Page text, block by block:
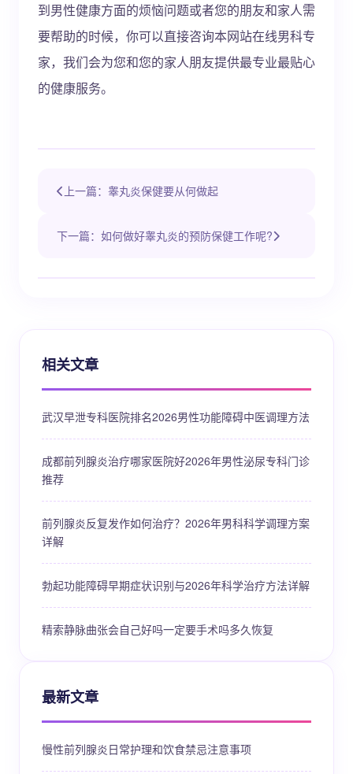
到男性健康方面的烦恼问题或者您的朋友和家人需
要帮助的时候，你可以直接咨询本网站在线男科专
家，我们会为您和您的家人朋友提供最专业最贴心
的健康服务。
上一篇：睾丸炎保健要从何做起
下一篇：如何做好睾丸炎的预防保健工作呢?
相关文章
武汉早泄专科医院排名2026男性功能障碍中医调理方法
成都前列腺炎治疗哪家医院好2026年男性泌尿专科门诊
推荐
前列腺炎反复发作如何治疗？2026年男科科学调理方案
详解
勃起功能障碍早期症状识别与2026年科学治疗方法详解
精索静脉曲张会自己好吗一定要手术吗多久恢复
最新文章
慢性前列腺炎日常护理和饮食禁忌注意事项